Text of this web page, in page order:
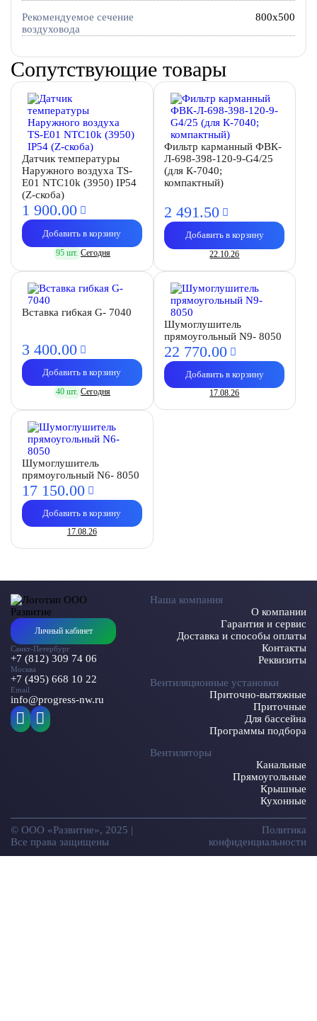
Рекомендуемое сечение
воздуховода
800x500
Сопутствующие товары
Датчик температуры
Наружного воздуха TS-
E01 NTC10k (3950) IP54
(Z-скоба)
1 900.00
Добавить в корзину
95 шт. Сегодня
Фильтр карманный ФВК-
Л-698-398-120-9-G4/25
(для К-7040;
компактный)
2 491.50
Добавить в корзину
22.10.26
Вставка гибкая G- 7040
3 400.00
Добавить в корзину
40 шт. Сегодня
Шумоглушитель
прямоугольный N9- 8050
22 770.00
Добавить в корзину
17.08.26
Шумоглушитель
прямоугольный N6- 8050
17 150.00
Добавить в корзину
17.08.26
Личный кабинет
Санкт-Петербург
+7 (812) 309 74 06
Москва
+7 (495) 668 10 22
Email
info@progress-nw.ru
Наша компания
О компании
Гарантия и сервис
Доставка и способы оплаты
Контакты
Реквизиты
Вентиляционные установки
Приточно-вытяжные
Приточные
Для бассейна
Программы подбора
Вентиляторы
Канальные
Прямоугольные
Крышные
Кухонные
© ООО «Развитие», 2025 |
Все права защищены
Политика
конфиденциальности